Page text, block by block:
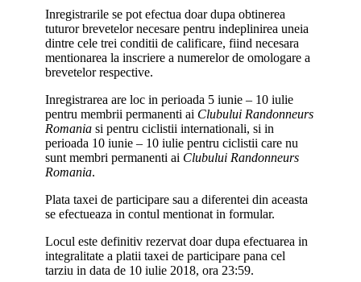
Inregistrarile se pot efectua doar dupa obtinerea
tuturor brevetelor necesare pentru indeplinirea uneia
dintre cele trei conditii de calificare, fiind necesara
mentionarea la inscriere a numerelor de omologare a
brevetelor respective.
Inregistrarea are loc in perioada 5 iunie – 10 iulie
pentru membrii permanenti ai Clubului Randonneurs
Romania si pentru ciclistii internationali, si in
perioada 10 iunie – 10 iulie pentru ciclistii care nu
sunt membri permanenti ai Clubului Randonneurs
Romania.
Plata taxei de participare sau a diferentei din aceasta
se efectueaza in contul mentionat in formular.
Locul este definitiv rezervat doar dupa efectuarea in
integralitate a platii taxei de participare pana cel
tarziu in data de 10 iulie 2018, ora 23:59.